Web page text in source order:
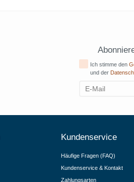
Ich stimme den
und der
Kundenservice
Häufige Fragen (FAQ)
Kundenservice & Kontakt
Zahlungsarten